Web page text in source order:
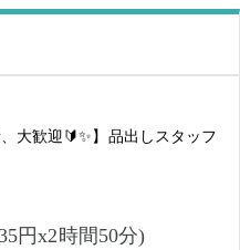
大歓迎🔰✨】品出しスタッフ
円x2時間50分)